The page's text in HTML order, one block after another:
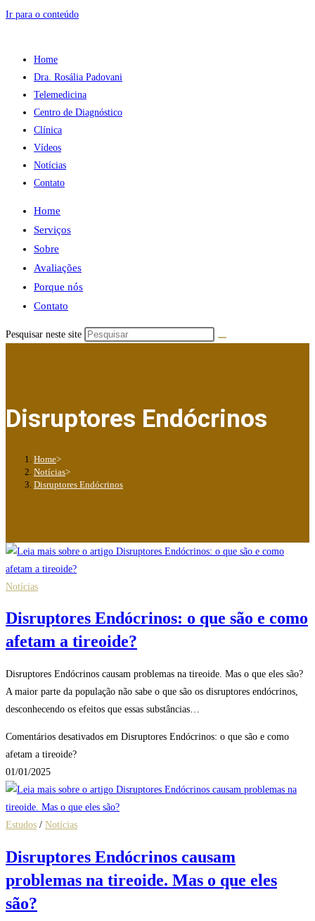
Ir para o conteúdo
Home
Dra. Rosália Padovani
Telemedicina
Centro de Diagnóstico
Clínica
Vídeos
Notícias
Contato
Home
Serviços
Sobre
Avaliações
Porque nós
Contato
Pesquisar neste site
Disruptores Endócrinos
Home>
Notícias>
Disruptores Endócrinos
Notícias
Disruptores Endócrinos: o que são e como
afetam a tireoide?
Disruptores Endócrinos causam problemas na tireoide. Mas o que eles são?
A maior parte da população não sabe o que são os disruptores endócrinos,
desconhecendo os efeitos que essas substâncias…
Comentários desativados em Disruptores Endócrinos: o que são e como
afetam a tireoide?
01/01/2025
Estudos / Notícias
Disruptores Endócrinos causam
problemas na tireoide. Mas o que eles
são?